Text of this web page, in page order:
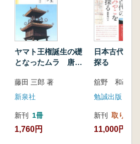
ヤマト王権誕生の礎
となったムラ 唐
藤田 三郎 著
新泉社
新刊 1冊
1,760円
日本古代の
探る
舘野 和己 編
勉誠出版
新刊 取り寄せ
11,000円